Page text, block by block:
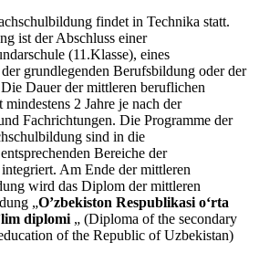
findet in Technika statt.
ist der Abschluss einer
(11.Klasse), eines
grundlegenden Berufsbildung oder der
Dauer der mittleren beruflichen
2 Jahre je nach der
Fachrichtungen. Die Programme der
sind in die
Bereiche der
Am Ende der mittleren
wird das Diplom der mittleren
„O’zbekiston Respublikasi oʻrta
diplomi „ (Diploma of the secondary
of the Republic of Uzbekistan)